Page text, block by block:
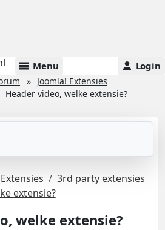
Menu Login
Joomla! Extensies
Header video, welke extensie?
3rd party extensies
extensie?
welke extensie?